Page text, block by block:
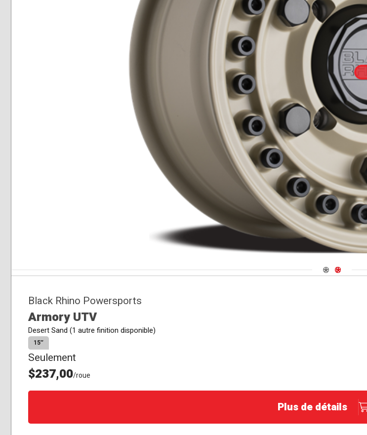
Navigate 1
Navigate 2
Black Rhino Powersports
Armory UTV
Desert Sand (1 autre finition disponible)
15″
Seulement
$237,00/roue
Plus de détails